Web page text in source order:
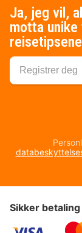
Ja, jeg vil,
motta
Sikker betaling